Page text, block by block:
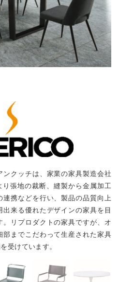
クッチは、家業の家具製造会社
り張地の裁断、縫製から金属加工
携などを行い、製品の品質向上
来る優れたデザインの家具を目
リプロダクトの家具ですが、オ
部までこだわって生産された家具
受けています。